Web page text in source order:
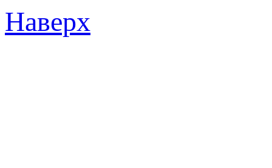
Наверх